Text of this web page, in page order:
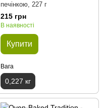
печінкою, 227 г
215 грн
В наявності
Купити
Вага
0,227 кг